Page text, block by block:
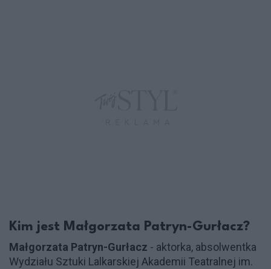
Kim jest Małgorzata Patryn-Gurłacz?
Małgorzata Patryn-Gurłacz - aktorka, absolwentka
Wydziału Sztuki Lalkarskiej Akademii Teatralnej im.